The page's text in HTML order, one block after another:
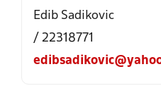
Edib Sadikovic
/ 22318771